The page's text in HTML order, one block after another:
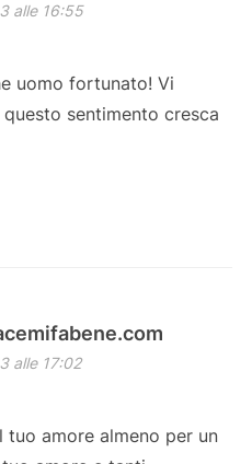
alle 16:55
uomo fortunato! Vi
sentimento cresca
alle 17:02
tuo amore almeno per un